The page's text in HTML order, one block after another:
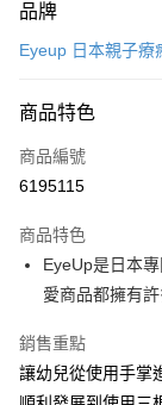
信用卡一次付款
3 期 0 利率 每
合作金庫商業銀行
上海商業儲蓄銀行
臺灣中小企業銀行
匯豐（台灣）商
聯邦商業銀行
玉山商業銀行
台新國際商業銀行
台灣樂天信用卡
超商取貨付款
LINE Pay
Apple Pay
悠遊付
運送方式
品牌
Eyeup 日本親子療
商品特色
商品編號
6195115
商品特色
EyeUp是日本
愛商品都擁有
銷售重點
讓幼兒從使用手掌